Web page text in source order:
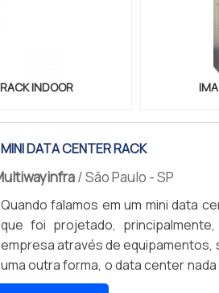
INDOOR
MINI DATA CENTER RACK
/ São Paulo - SP
Quando falamos em um mini data
que foi projetado,
empresa através de equipamentos,
uma outra forma, o data center
um empreendimento, sendo